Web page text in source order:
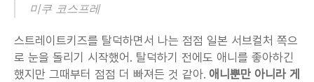
미쿠 코스프레
스트레이트키즈를 탈덕하면서 나는 점점 일본 서브컬처 쪽으
로 눈을 돌리기 시작했어. 탈덕하기 전에도 애니를 좋아하긴
했지만 그때부터 점점 더 빠져든 것 같아. 애니뿐만 아니라 게